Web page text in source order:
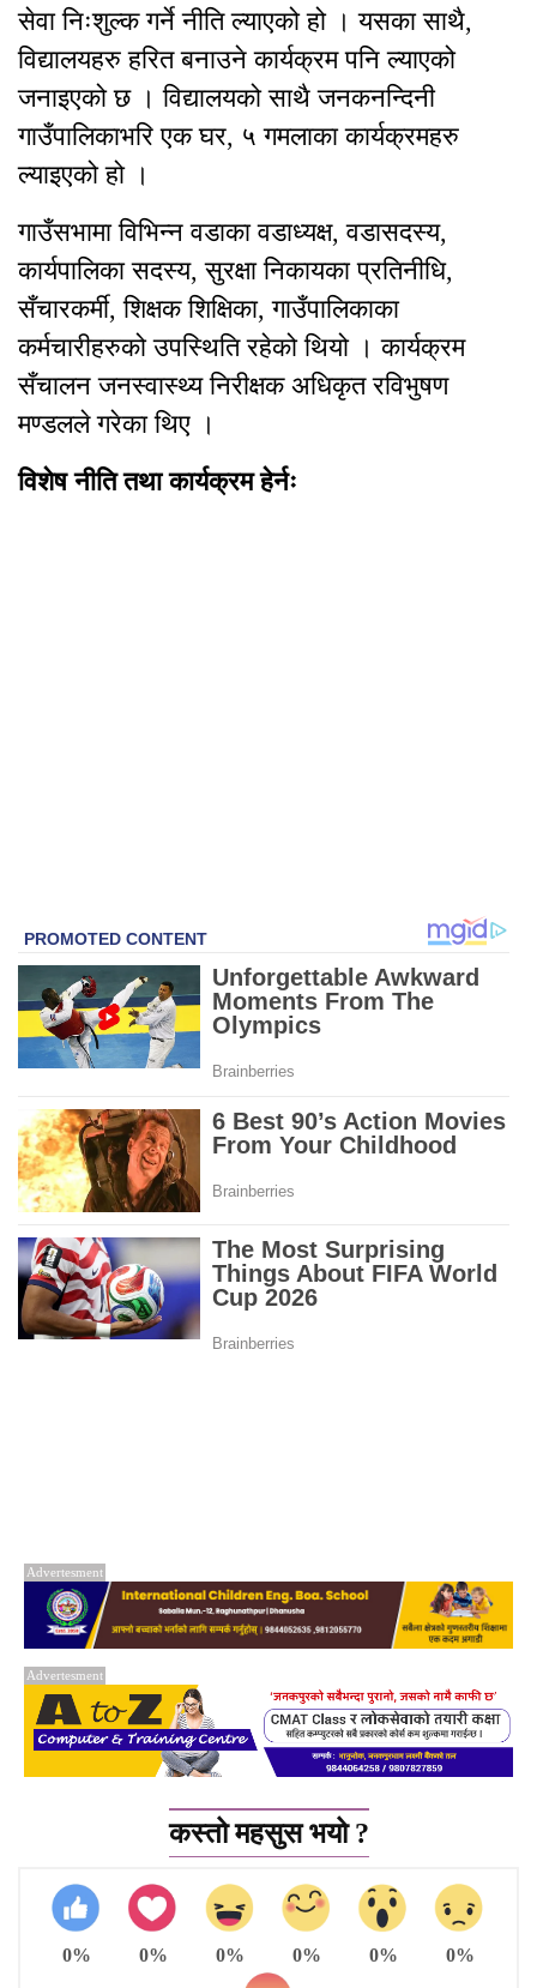
सेवा निःशुल्क गर्ने नीति ल्याएको हो । यसका साथै,
विद्यालयहरु हरित बनाउने कार्यक्रम पनि ल्याएको
जनाइएको छ । विद्यालयको साथै जनकनन्दिनी
गाउँपालिकाभरि एक घर, ५ गमलाका कार्यक्रमहरु
ल्याइएको हो ।
गाउँसभामा विभिन्न वडाका वडाध्यक्ष, वडासदस्य,
कार्यपालिका सदस्य, सुरक्षा निकायका प्रतिनीधि,
सँचारकर्मी, शिक्षक शिक्षिका, गाउँपालिकाका
कर्मचारीहरुको उपस्थिति रहेको थियो । कार्यक्रम
सँचालन जनस्वास्थ्य निरीक्षक अधिकृत रविभुषण
मण्डलले गरेका थिए ।
विशेष नीति तथा कार्यक्रम हेर्नः
Advertesment
Advertesment
कस्तो महसुस भयो ?
0% 0% 0% 0% 0% 0%